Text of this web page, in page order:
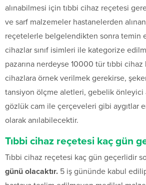
alınabilmesi için tıbbi cihaz reçetesi
ve sarf malzemeler hastanelerden
reçetelerle belgelendikten sonra temin
cihazlar sınıf isimleri ile kategorize
pazarına nerdeyse 10000 tür tıbbi cihaz
cihazlara örnek verilmek gerekirse,
tansiyon ölçme aletleri, gebelik önleyici
gözlük cam ile çerçeveleri gibi aygıtlar
olarak anılabilecektir.
Tıbbi cihaz reçetesi kaç gün
Tıbbi cihaz reçetesi kaç gün geçerlidir
günü olacaktır. 5 iş gününde kabul